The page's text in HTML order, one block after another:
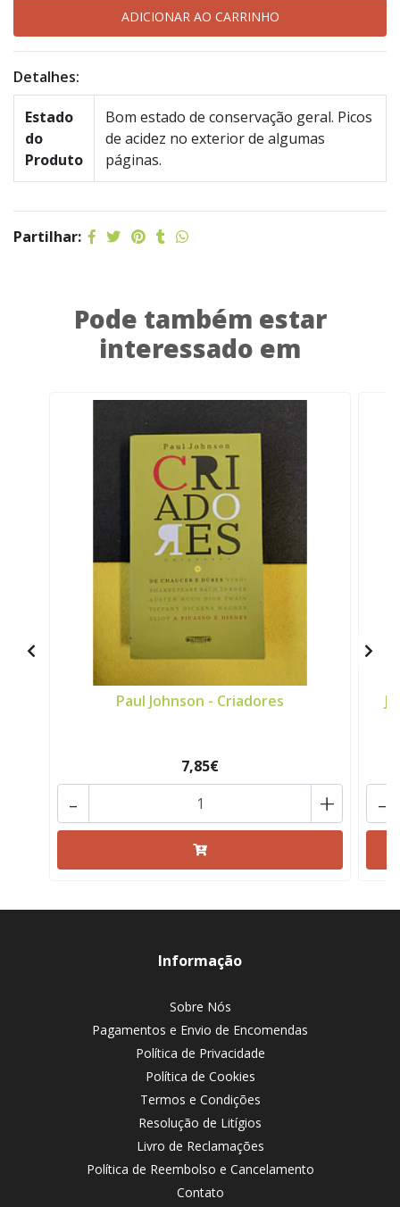
Detalhes:
Estado
do
Produto
Bom estado de conservação geral. Picos
de acidez no exterior de algumas
páginas.
Partilhar:
Pode também estar
interessado em
Paul Johnson - Criadores
7,85€
+
- -
Informação
Sobre Nós
Pagamentos e Envio de Encomendas
Política de Privacidade
Política de Cookies
Termos e Condições
Resolução de Litígios
Livro de Reclamações
Política de Reembolso e Cancelamento
Contato